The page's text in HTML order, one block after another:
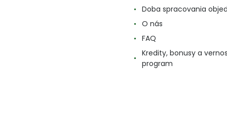
Doba spracovania
O nás
FAQ
Kredity, bonusy a
program